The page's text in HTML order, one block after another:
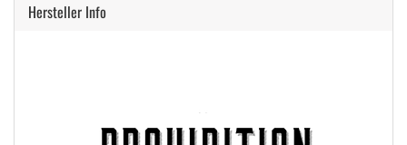
Hersteller Info